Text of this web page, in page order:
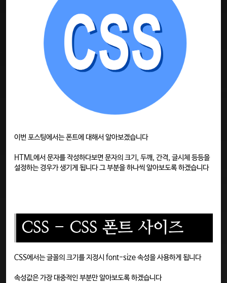
이번 포스팅에서는 폰트에 대해서 알아보겠습니다
HTML에서 문자를 작성하다보면 문자의 크기, 두깨, 간격, 글시체 등등을
설정하는 경우가 생기게 됩니다 그 부분을 하나씩 알아보도록 하겠습니다
CSS - CSS 폰트 사이즈
CSS에서는 글꼴의 크기를 지정시 font-size 속성을 사용하게 됩니다
속성값은 가장 대중적인 부분만 알아보도록 하겠습니다